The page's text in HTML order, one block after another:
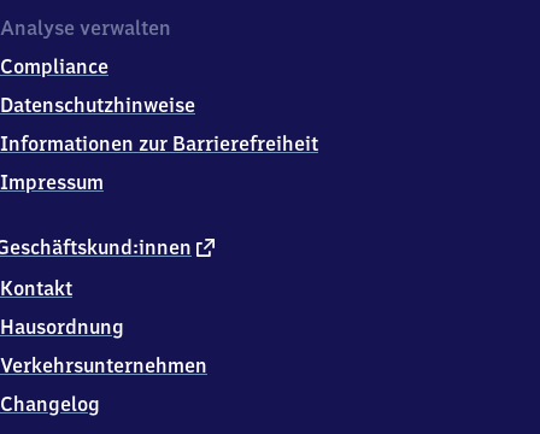
5
5
Windsbach
externer
Kontakt
Hausordnung
Verkehrsunternehmen
Changelog
Analyse verwalten
Compliance
Datenschutzhinweise
Informationen zur Barrierefreiheit
Impressum